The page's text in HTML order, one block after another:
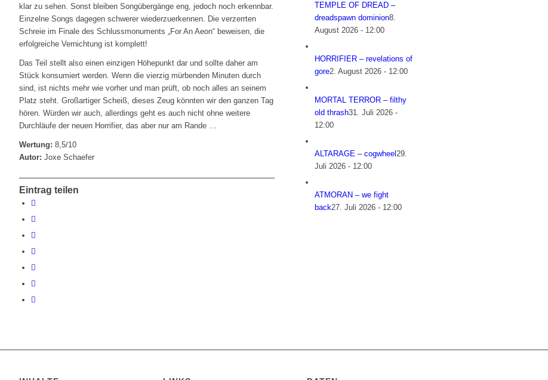
klar zu sehen. Sonst bleiben Songübergänge eng, jedoch noch erkennbar.
Einzelne Songs dagegen schwerer wiederzuerkennen. Die verzerrten
Schreie im Finale des Schlussmonuments „For An Aeon“ beweisen, die
erfolgreiche Vernichtung ist komplett!
Das Teil stellt also einen einzigen Höhepunkt dar und sollte daher am
Stück konsumiert werden. Wenn die vierzig mürbenden Minuten durch
sind, ist nichts mehr wie vorher und man prüft, ob noch alles an seinem
Platz steht. Großartiger Scheiß, dieses Zeug könnten wir den ganzen Tag
hören. Würden wir auch, allerdings geht es auch nicht ohne weitere
Durchläufe der neuen Horrifier, das aber nur am Rande …
Wertung: 8,5/10
Autor: Joxe Schaefer
Eintrag teilen
TEMPLE OF DREAD –
dreadspawn dominion8.
August 2026 - 12:00
HORRIFIER – revelations of
gore2. August 2026 - 12:00
MORTAL TERROR – filthy
old thrash31. Juli 2026 -
12:00
ALTARAGE – cogwheel29.
Juli 2026 - 12:00
ATMORAN – we fight
back27. Juli 2026 - 12:00